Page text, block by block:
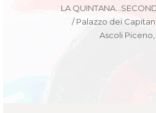
LA
/ Palazzo dei
Ascoli Piceno,